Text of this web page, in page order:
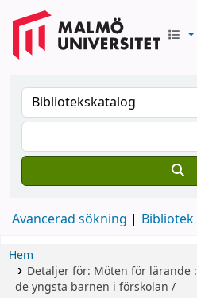
Avancerad sökning Bibliotek
Hem
Detaljer för: Möten för lärande :
de yngsta barnen i förskolan /